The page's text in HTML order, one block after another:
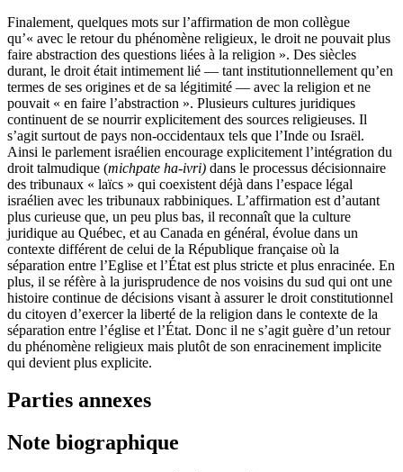
Finalement, quelques mots sur l’affirmation de mon collègue
qu’« avec le retour du phénomène religieux, le droit ne pouvait plus
faire abstraction des questions liées à la religion ». Des siècles
durant, le droit était intimement lié — tant institutionnellement qu’en
termes de ses origines et de sa légitimité — avec la religion et ne
pouvait « en faire l’abstraction ». Plusieurs cultures juridiques
continuent de se nourrir explicitement des sources religieuses. Il
s’agit surtout de pays non-occidentaux tels que l’Inde ou Israël.
Ainsi le parlement israélien encourage explicitement l’intégration du
droit talmudique (michpate ha-ivri) dans le processus décisionnaire
des tribunaux « laïcs » qui coexistent déjà dans l’espace légal
israélien avec les tribunaux rabbiniques. L’affirmation est d’autant
plus curieuse que, un peu plus bas, il reconnaît que la culture
juridique au Québec, et au Canada en général, évolue dans un
contexte différent de celui de la République française où la
séparation entre l’Eglise et l’État est plus stricte et plus enracinée. En
plus, il se réfère à la jurisprudence de nos voisins du sud qui ont une
histoire continue de décisions visant à assurer le droit constitutionnel
du citoyen d’exercer la liberté de la religion dans le contexte de la
séparation entre l’église et l’État. Donc il ne s’agit guère d’un retour
du phénomène religieux mais plutôt de son enracinement implicite
qui devient plus explicite.
Parties annexes
Note biographique